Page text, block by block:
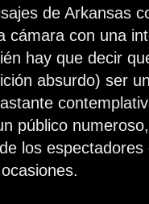
de Arkansas
cámara con una
hay que decir
absurdo) ser
público
los